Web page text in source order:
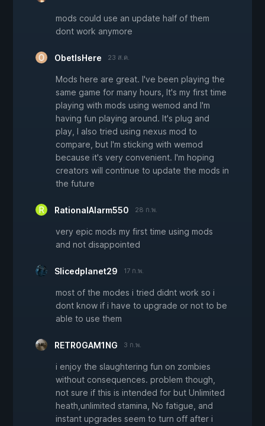
mods could use an update half of them
dont work anymore
ObetIsHere 23 ส.ค.
Mods here are great. I've been playing the
same game for many hours, It's my first time
playing with mods using wemod and I'm
having fun playing around. It's plug and
play, I also tried using nexus mod to
compare, but I'm sticking with wemod
because it's very convenient. I'm hoping
creators will continue to update the mods in
the future
RationalAlarm550 28 ก.พ.
very epic mods my first time using mods
and not disappointed
Slicedplanet29 17 ก.พ.
most of the modes i tried didnt work so i
dont know if i have to upgrade or not to be
able to use them
RETR0GAM1NG 3 ก.พ.
i enjoy the slaughtering fun on zombies
without consequences. problem though,
not sure if this is intended for but Unlimited
heath,unlimited stamina, No fatigue, and
instant upgrades seem to turn off after i